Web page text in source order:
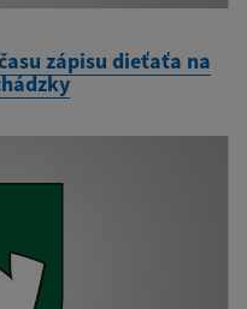
zápisu dieťaťa na